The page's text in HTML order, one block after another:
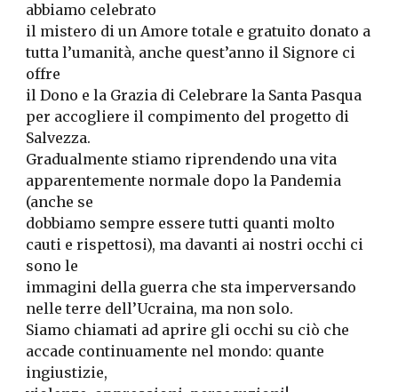
abbiamo celebrato
il mistero di un Amore totale e gratuito donato a
tutta l’umanità, anche quest’anno il Signore ci
offre
il Dono e la Grazia di Celebrare la Santa Pasqua
per accogliere il compimento del progetto di
Salvezza.
Gradualmente stiamo riprendendo una vita
apparentemente normale dopo la Pandemia
(anche se
dobbiamo sempre essere tutti quanti molto
cauti e rispettosi), ma davanti ai nostri occhi ci
sono le
immagini della guerra che sta imperversando
nelle terre dell’Ucraina, ma non solo.
Siamo chiamati ad aprire gli occhi su ciò che
accade continuamente nel mondo: quante
ingiustizie,